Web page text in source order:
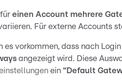
einen Account mehrere
Für externe Accounts
es vorkommen, dass nach
angezeigt wird. Diese
ein “Default